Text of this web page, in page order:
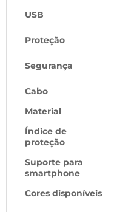
USB
Proteção
Segurança
Cabo
Material
Índice de
proteção
Suporte para
smartphone
Cores disponíveis